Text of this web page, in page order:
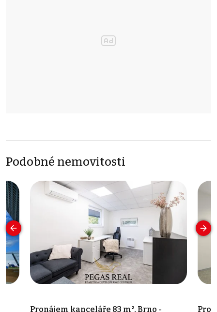
Podobné nemovitosti
Pronájem kanceláře 83 m², Brno -